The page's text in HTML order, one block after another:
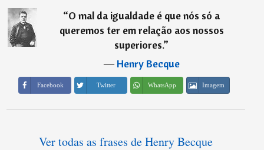
“O mal da igualdade é que nós só a
queremos ter em relação aos nossos
superiores.”
―Henry Becque
Facebook Twitter WhatsApp Imagem
Ver todas as frases de Henry Becque